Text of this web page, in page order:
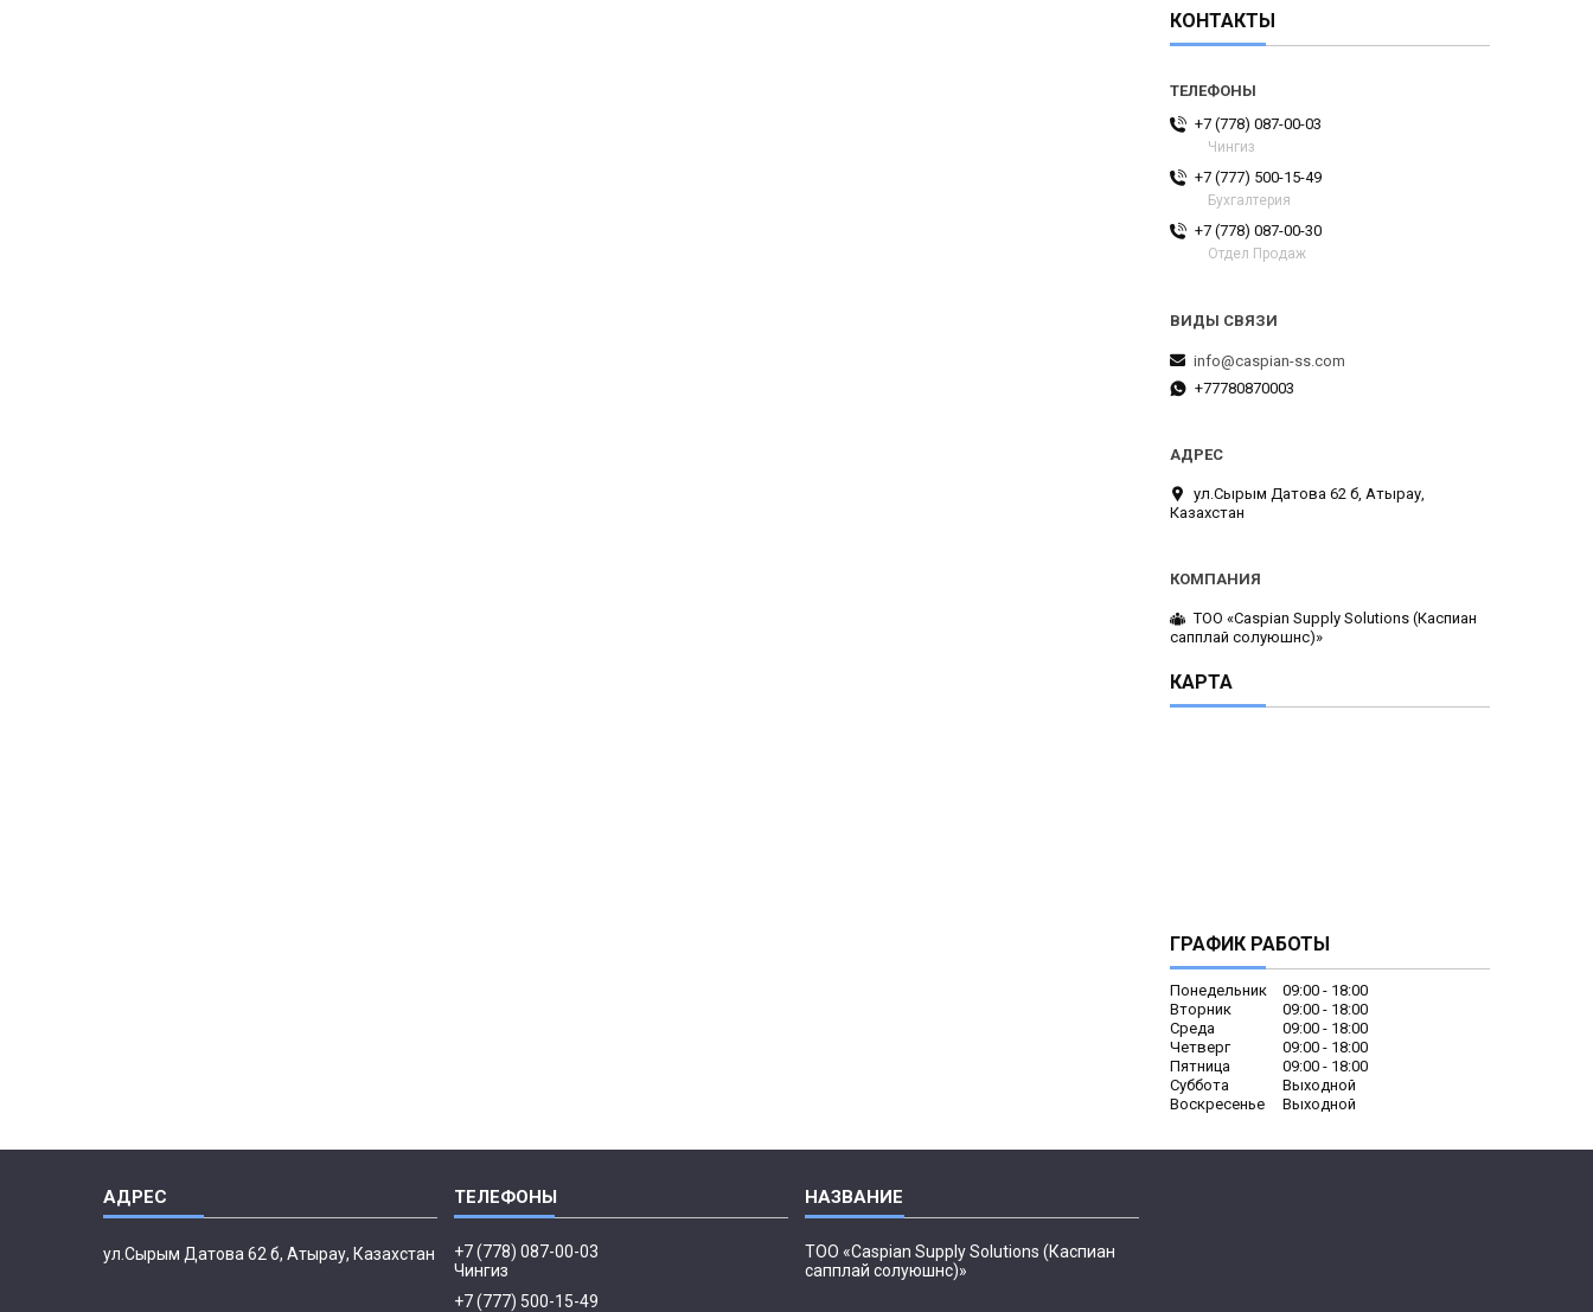
КОНТАКТЫ
+7 (778) 087-00-03
Чингиз
+7 (777) 500-15-49
Бухгалтерия
+7 (778) 087-00-30
Отдел Продаж
info@caspian-ss.com
+77780870003
ул.Сырым Датова 62 б, Атырау,
Казахстан
ТОО «Caspian Supply Solutions (Каспиан
сапплай солуюшнс)»
КАРТА
ГРАФИК РАБОТЫ
Понедельник 09:00
18:00
Вторник
09:00
18:00
Среда
09:00
18:00
Четверг
09:00
18:00
Пятница
09:00
18:00
Суббота
Выходной
Воскресенье
Выходной
ул.Сырым Датова 62 б, Атырау, Казахстан
+7 (778) 087-00-03
Чингиз
+7 (777) 500-15-49
ТОО «Caspian Supply Solutions (Каспиан
сапплай солуюшнс)»